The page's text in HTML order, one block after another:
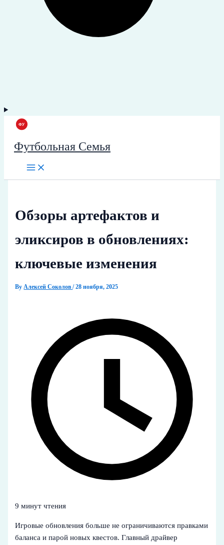
Футбольная Семья
Обзоры артефактов и
эликсиров в обновлениях:
ключевые изменения
ByАлексей Соколов/28 ноября, 2025
9 минут чтения
Игровые обновления больше не ограничиваются правками
баланса и парой новых квестов. Главный драйвер